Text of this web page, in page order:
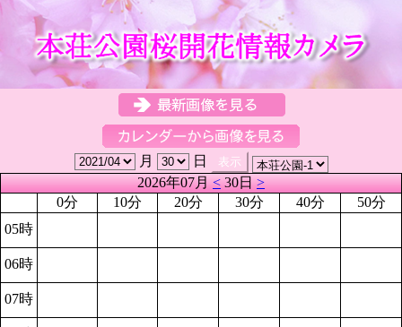
月
日
2026年07月<30日>
0分
10分 20分 30分 40分
50分
05時
06時
07時